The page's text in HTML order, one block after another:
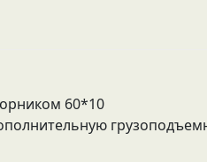
60*10